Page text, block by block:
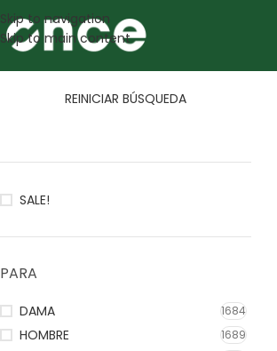
Skip to navigation
Skip to main content
REINICIAR BÚSQUEDA
SALE!
PARA
DAMA 1684
HOMBRE 1689